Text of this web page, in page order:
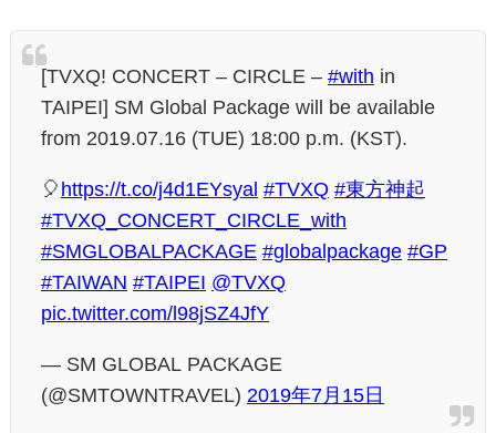
[TVXQ! CONCERT – CIRCLE – #with in
TAIPEI] SM Global Package will be available
from 2019.07.16 (TUE) 18:00 p.m. (KST).
🎈 https://t.co/j4d1EYsyal #TVXQ #東方神起
#TVXQ_CONCERT_CIRCLE_with
#SMGLOBALPACKAGE #globalpackage #GP
#TAIWAN #TAIPEI @TVXQ
pic.twitter.com/l98jSZ4JfY
— SM GLOBAL PACKAGE
(@SMTOWNTRAVEL) 2019年7月15日